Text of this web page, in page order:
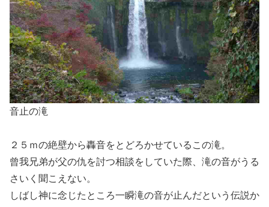
音止の滝
２５ｍの絶壁から轟音をとどろかせているこの滝。
曾我兄弟が父の仇を討つ相談をしていた際、滝の音がうる
さいく聞こえない。
しばし神に念じたところ一瞬滝の音が止んだという伝説か